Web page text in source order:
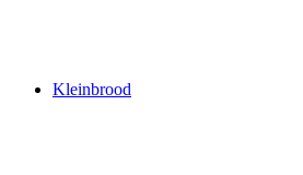
Kleinbrood